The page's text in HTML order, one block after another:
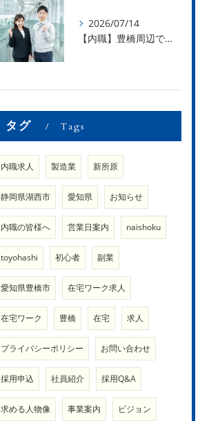
2026/07/14
【内職】豊橋周辺で内職のお仕事を探している方募集中！【内職さまのお声②】
タグ Tags
内職求人 製造業 新所原
静岡県湖西市 愛知県 お知らせ
内職の皆様へ 営業日案内 naishoku
toyohashi 初心者 副業
愛知県豊橋市 在宅ワーク求人
在宅ワーク 豊橋 在宅 求人
プライバシーポリシー お問い合わせ
採用申込 社員紹介 採用Q&A
求める人物像 事業案内 ビジョン